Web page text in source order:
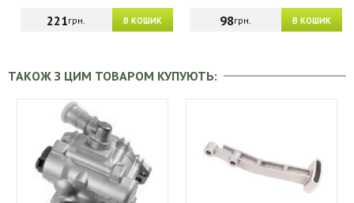
В КОШИК
221грн. В КОШИК
98грн.
ТАКОЖ З ЦИМ ТОВАРОМ КУПУЮТЬ: